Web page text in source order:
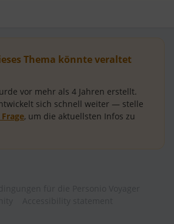
Thema könnte veraltet
vor mehr als 4 Jahren erstellt.
sich schnell weiter — stelle
, um die aktuellsten Infos zu